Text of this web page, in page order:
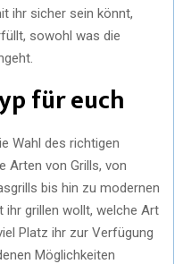
E
S
E
ihr sicher sein könnt,
sowohl was die
für euch
Wahl des richtigen
Arten von Grills, von
bis hin zu modernen
ihr grillen wollt, welche Art
Platz ihr zur Verfügung
Möglichkeiten